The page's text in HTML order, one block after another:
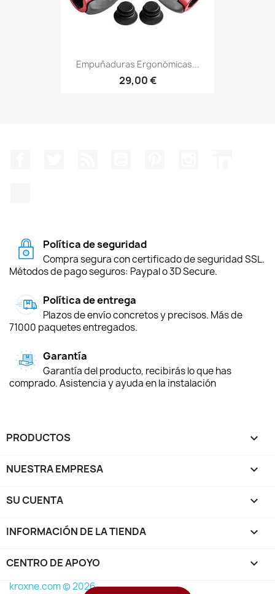
Empuñaduras Ergonómicas...
29,00 €
Política de seguridad
Compra segura con certificado de seguridad SSL.
Métodos de pago seguros: Paypal o 3D Secure.
Política de entrega
Plazos de envío concretos y precisos. Más de
71000 paquetes entregados.
Garantía
Garantía del producto, recibirás lo que has
comprado. Asistencia y ayuda en la instalación
PRODUCTOS 
NUESTRA EMPRESA 
SU CUENTA 
INFORMACIÓN DE LA TIENDA keyboard_arrow_down
CENTRO DE APOYO 
kroxne.com © 2026